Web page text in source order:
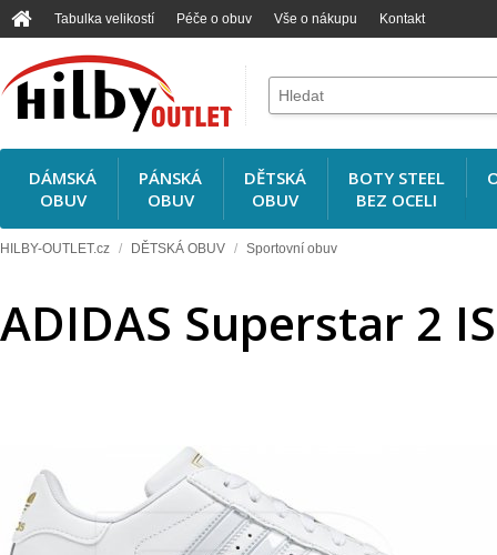
Tabulka velikostí Péče o obuv Vše o nákupu Kontakt
DÁMSKÁ
OBUV
PÁNSKÁ
OBUV
DĚTSKÁ
OBUV
BOTY STEEL
BEZ OCELI
HILBY-OUTLET.cz / DĚTSKÁ OBUV / Sportovní obuv
ADIDAS Superstar 2